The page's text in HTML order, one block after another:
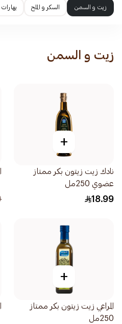
زيت و السمن السكر و الملح بهارات
زيت و السمن
+
نادك زيت زيتون بكر ممتاز
عضوي 250مل
18.99
+
المراعي زيت زيتون بكر ممتاز
250مل